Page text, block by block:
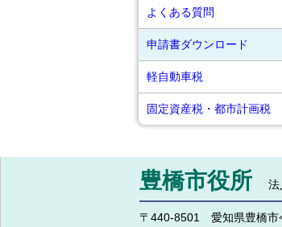
よくある質問
申請書ダウンロード
軽自動車税
固定資産税・都市計画税
豊橋市役所 法
〒440-8501 愛知県豊橋市